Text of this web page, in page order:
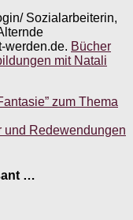
Sozialarbeiterin,
werden.de. Bücher
mit Natali
zum Thema
und Redewendungen
…